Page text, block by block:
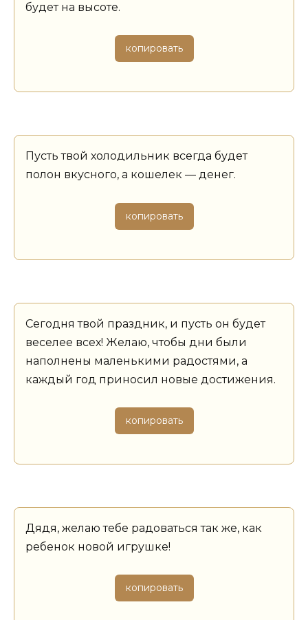
будет на высоте.
копировать
Пусть твой холодильник всегда будет
полон вкусного, а кошелек — денег.
копировать
Сегодня твой праздник, и пусть он будет
веселее всех! Желаю, чтобы дни были
наполнены маленькими радостями, а
каждый год приносил новые достижения.
копировать
Дядя, желаю тебе радоваться так же, как
ребенок новой игрушке!
копировать